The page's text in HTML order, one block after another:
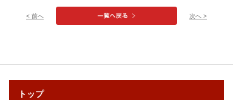
< 前へ 次へ >
トップ